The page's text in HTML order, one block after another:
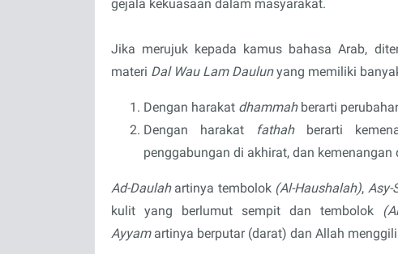
gejala kekuasaan dalam masyarakat.
Jika merujuk kepada kamus bahasa Arab,
materi Dal Wau Lam Daulunyang memiliki
Dengan harakat dhammah berarti
Dengan harakat
fathah
berarti
penggabungan di akhirat, dan kemenangan
Ad-Daulahartinya tembolok (Al-Haushalah), Asy-
kulit yang berlumut sempit dan tembolok
Ayyamartinya berputar (darat) dan Allah